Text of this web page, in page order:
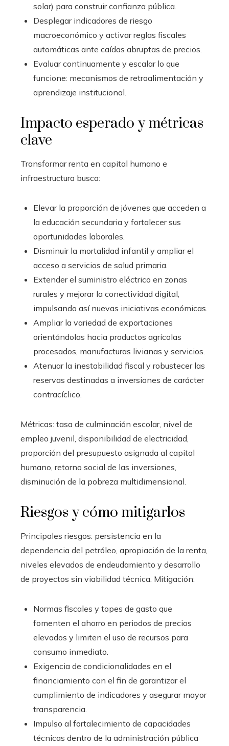
solar) para construir confianza pública.
Desplegar indicadores de riesgo
macroeconómico y activar reglas fiscales
automáticas ante caídas abruptas de precios.
Evaluar continuamente y escalar lo que
funcione: mecanismos de retroalimentación y
aprendizaje institucional.
Impacto esperado y métricas
clave
Transformar renta en capital humano e
infraestructura busca:
Elevar la proporción de jóvenes que acceden a
la educación secundaria y fortalecer sus
oportunidades laborales.
Disminuir la mortalidad infantil y ampliar el
acceso a servicios de salud primaria.
Extender el suministro eléctrico en zonas
rurales y mejorar la conectividad digital,
impulsando así nuevas iniciativas económicas.
Ampliar la variedad de exportaciones
orientándolas hacia productos agrícolas
procesados, manufacturas livianas y servicios.
Atenuar la inestabilidad fiscal y robustecer las
reservas destinadas a inversiones de carácter
contracíclico.
Métricas: tasa de culminación escolar, nivel de
empleo juvenil, disponibilidad de electricidad,
proporción del presupuesto asignada al capital
humano, retorno social de las inversiones,
disminución de la pobreza multidimensional.
Riesgos y cómo mitigarlos
Principales riesgos: persistencia en la
dependencia del petróleo, apropiación de la renta,
niveles elevados de endeudamiento y desarrollo
de proyectos sin viabilidad técnica. Mitigación:
Normas fiscales y topes de gasto que
fomenten el ahorro en periodos de precios
elevados y limiten el uso de recursos para
consumo inmediato.
Exigencia de condicionalidades en el
financiamiento con el fin de garantizar el
cumplimiento de indicadores y asegurar mayor
transparencia.
Impulso al fortalecimiento de capacidades
técnicas dentro de la administración pública